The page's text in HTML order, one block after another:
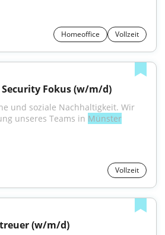
Homeoffice Vollzeit
Fokus (w/m/d)
und soziale Nachhaltigkeit. Wir
unseres Teams in Münster
Vollzeit
(w/m/d)